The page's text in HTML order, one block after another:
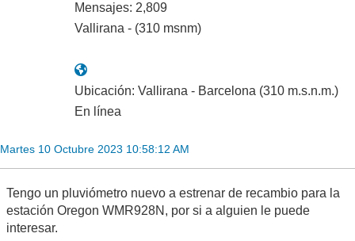
Mensajes: 2,809
Vallirana - (310 msnm)
Ubicación: Vallirana - Barcelona (310 m.s.n.m.)
En línea
Martes 10 Octubre 2023 10:58:12 AM
Tengo un pluviómetro nuevo a estrenar de recambio para la
estación Oregon WMR928N, por si a alguien le puede
interesar.